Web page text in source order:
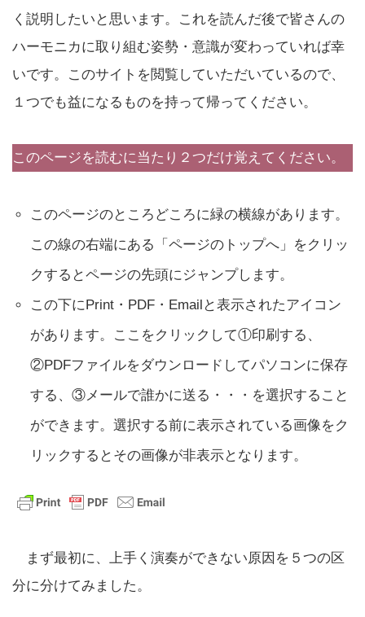
く説明したいと思います。これを読んだ後で皆さんの
ハーモニカに取り組む姿勢・意識が変わっていれば幸
いです。このサイトを閲覧していただいているので、
１つでも益になるものを持って帰ってください。
このページを読むに当たり２つだけ覚えてください。
このページのところどころに緑の横線があります。
この線の右端にある「ページのトップへ」をクリッ
クするとページの先頭にジャンプします。
この下にPrint・PDF・Emailと表示されたアイコン
があります。ここをクリックして①印刷する、
②PDFファイルをダウンロードしてパソコンに保存
する、③メールで誰かに送る・・・を選択すること
ができます。選択する前に表示されている画像をク
リックするとその画像が非表示となります。
まず最初に、上手く演奏ができない原因を５つの区
分に分けてみました。